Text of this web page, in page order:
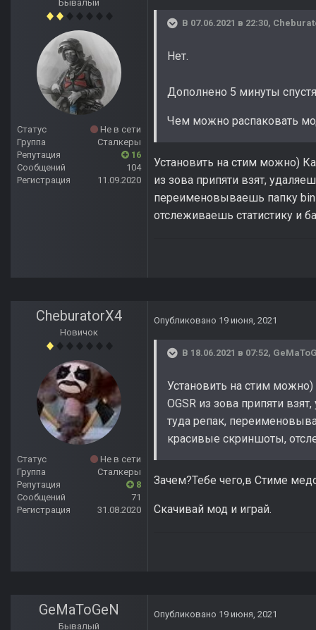
Бывалый
Статус
Не в сети
Группа
Сталкеры
Репутация
16
Сообщений
104
Регистрация
11.09.2020
В 07.06.2021 в 22:30,
Нет.
Дополнено 5 минуты спустя
Чем можно распаковать
Установить на стим можно)
из зова припяти взят,
переименовываешь папку
отслеживаешь статистику и
CheburatorX4
Новичок
Статус
Не в сети
Группа
Сталкеры
Репутация
8
Сообщений
71
Регистрация
31.08.2020
Опубликовано 19 июня, 2021
В 18.06.2021 в 07:52,
Установить на стим
OGSR из зова припяти
туда репак,
красивые скриншоты,
Зачем?Тебе чего,в Стиме
Скачивай мод и играй.
GeMaToGeN
Бывалый
Опубликовано 19 июня, 2021